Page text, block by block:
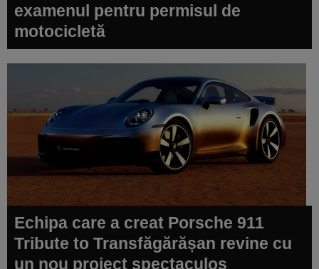
examenul pentru permisul de
motocicletă
Echipa care a creat Porsche 911
Tribute to Transfăgărășan revine cu
un nou proiect spectaculos